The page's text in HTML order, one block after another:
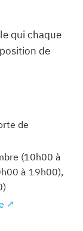
qui chaque
de
de
(10h00 à
à 19h00),
↗